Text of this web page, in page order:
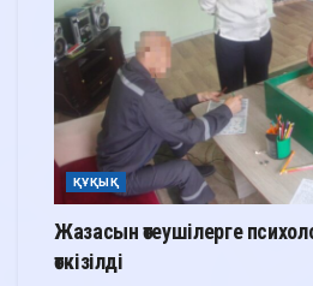
ҚҰҚЫҚ
Жазасын өтеушілерге
өткізілді